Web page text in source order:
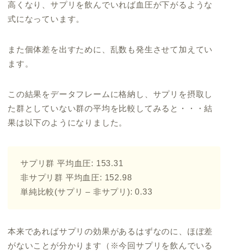
高くなり、サプリを飲んでいれば血圧が下がるような
式になっています。
また個体差を出すために、乱数も発生させて加えてい
ます。
この結果をデータフレームに格納し、サプリを摂取し
た群としていない群の平均を比較してみると・・・結
果は以下のようになりました。
サプリ群 平均血圧: 153.31
非サプリ群 平均血圧: 152.98
単純比較(サプリ – 非サプリ): 0.33
本来であればサプリの効果があるはずなのに、ほぼ差
がないことが分かります（※今回サプリを飲んでいる